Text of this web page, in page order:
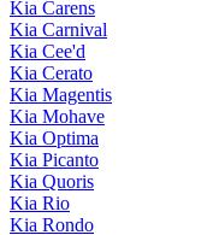
Kia Carens
Kia Carnival
Kia Cee'd
Kia Cerato
Kia Magentis
Kia Mohave
Kia Optima
Kia Picanto
Kia Quoris
Kia Rio
Kia Rondo